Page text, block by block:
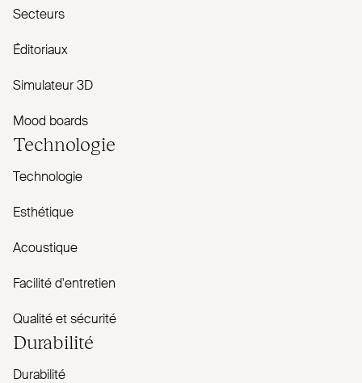
Secteurs
Éditoriaux
Simulateur 3D
Mood boards
Technologie
Technologie
Esthétique
Acoustique
Facilité d'entretien
Qualité et sécurité
Durabilité
Durabilité